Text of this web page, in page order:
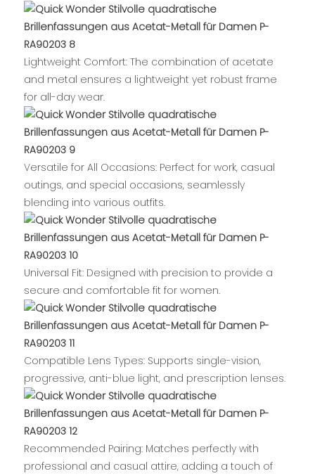
Lightweight Comfort: The combination of acetate
and metal ensures a lightweight yet robust frame
for all-day wear.
Versatile for All Occasions: Perfect for work, casual
outings, and special occasions, seamlessly
blending into various outfits.
Universal Fit: Designed with precision to provide a
secure and comfortable fit for women.
Compatible Lens Types: Supports single-vision,
progressive, anti-blue light, and prescription lenses.
Recommended Pairing: Matches perfectly with
professional and casual attire, adding a touch of